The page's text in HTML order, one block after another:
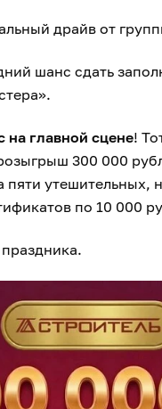
драйв от
шанс сдать
на главной сцене!
300 000
пяти утешительных,
по 10 000